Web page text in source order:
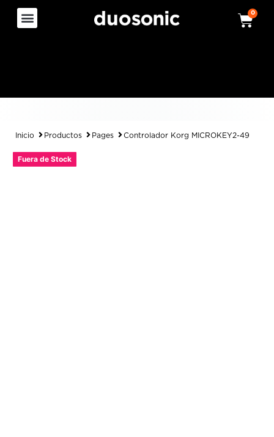
0
Inicio Productos Pages Controlador Korg MICROKEY2-49
Fuera de Stock